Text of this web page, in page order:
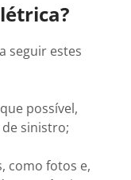
seguir estes
possível,
sinistro;
como fotos e,